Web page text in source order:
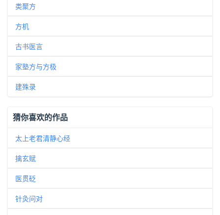
类聚方
方机
古书医言
家塾方与方极
建殊录
猜你喜欢的作品
太上老君清静心经
擒玄赋
医贯砭
针灸问对